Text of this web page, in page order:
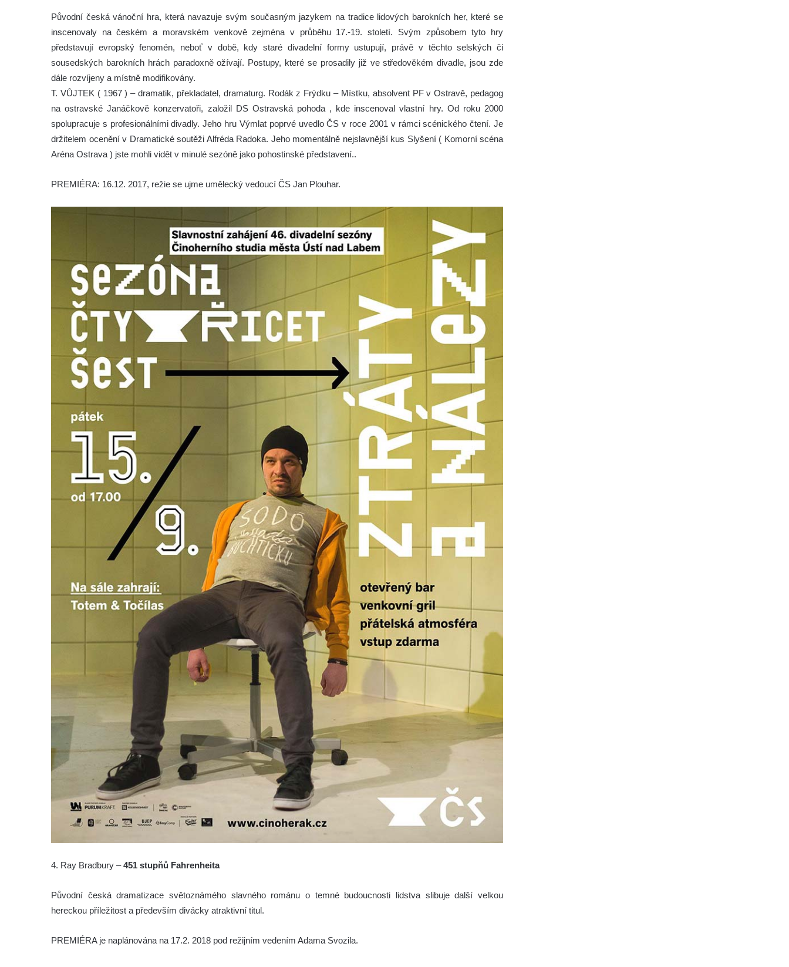
Původní česká vánoční hra, která navazuje svým současným jazykem na tradice lidových barokních her, které se
inscenovaly na českém a moravském venkově zejména v průběhu 17.-19. století. Svým způsobem tyto hry
představují evropský fenomén, neboť v době, kdy staré divadelní formy ustupují, právě v těchto selských či
sousedských barokních hrách paradoxně ožívají. Postupy, které se prosadily již ve středověkém divadle, jsou zde
dále rozvíjeny a místně modifikovány.
T. VŮJTEK ( 1967 ) – dramatik, překladatel, dramaturg. Rodák z Frýdku – Místku, absolvent PF v Ostravě, pedagog
na ostravské Janáčkově konzervatoři, založil DS Ostravská pohoda , kde inscenoval vlastní hry. Od roku 2000
spolupracuje s profesionálními divadly. Jeho hru Výmlat poprvé uvedlo ČS v roce 2001 v rámci scénického čtení. Je
držitelem ocenění v Dramatické soutěži Alfréda Radoka. Jeho momentálně nejslavnější kus Slyšení ( Komorní scéna
Aréna Ostrava ) jste mohli vidět v minulé sezóně jako pohostinské představení..
PREMIÉRA: 16.12. 2017, režie se ujme umělecký vedoucí ČS Jan Plouhar.
4. Ray Bradbury –451 stupňů Fahrenheita
Původní česká dramatizace světoznámého slavného románu o temné budoucnosti lidstva slibuje další velkou
hereckou příležitost a především divácky atraktivní titul.
PREMIÉRA je naplánována na 17.2. 2018 pod režijním vedením Adama Svozila.